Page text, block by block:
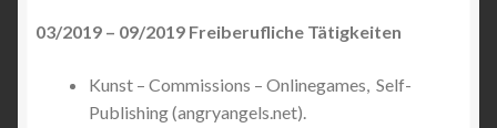
03/2019 – 09/2019 Freiberufliche Tätigkeiten
Kunst – Commissions – Onlinegames, Self-
Publishing (angryangels.net).